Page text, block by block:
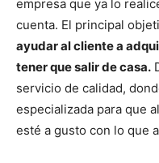
empresa que ya lo
cuenta. El principal
ayudar al cliente a
tener que salir de casa.
servicio de calidad,
especializada para que
esté a gusto con lo que